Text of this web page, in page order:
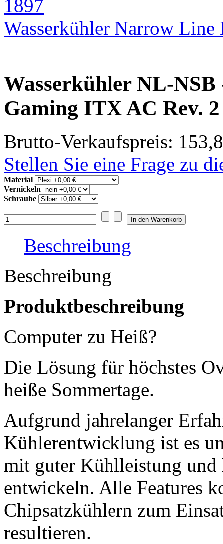
Wasserkühler Narrow
Wasserkühler NL-NSB
Gaming ITX AC Rev. 2
Brutto-Verkaufspreis:
Stellen Sie eine Frage zu
Material
Vernickeln
Schraube
Beschreibung
Beschreibung
Produktbeschreibung
Computer zu Heiß?
Die Lösung für höchstes
heiße Sommertage.
Aufgrund jahrelanger
Kühlerentwicklung ist es
mit guter Kühlleistung und
entwickeln. Alle Features
Chipsatzkühlern zum
resultieren.